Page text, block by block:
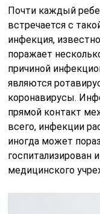
Почти каждый
встречается с
инфекция,
поражает
причиной
являются
коронавирусы.
прямой контакт
всего, инфекции
иногда может
госпитализирован
медицинского